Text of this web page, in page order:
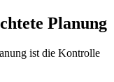
Planung
ist die Kontrolle